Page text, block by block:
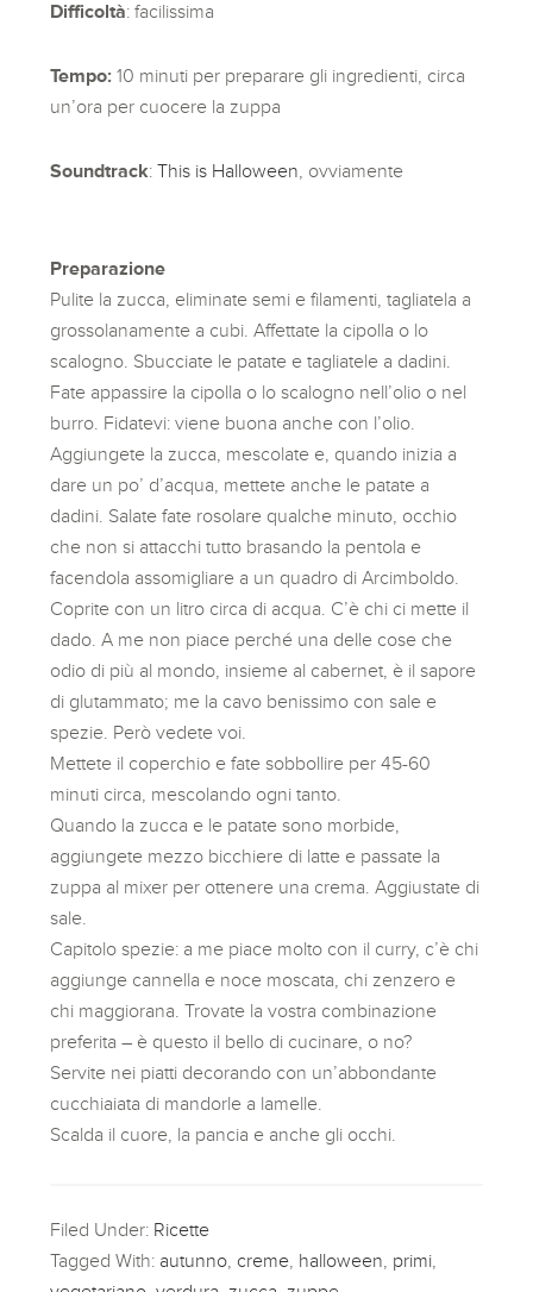
Difficoltà: facilissima
Tempo: 10 minuti per preparare gli ingredienti, circa
un’ora per cuocere la zuppa
Soundtrack:This is Halloween , ovviamente
Preparazione
Pulite la zucca, eliminate semi e filamenti, tagliatela a
grossolanamente a cubi. Affettate la cipolla o lo
scalogno. Sbucciate le patate e tagliatele a dadini.
Fate appassire la cipolla o lo scalogno nell’olio o nel
burro. Fidatevi: viene buona anche con l’olio.
Aggiungete la zucca, mescolate e, quando inizia a
dare un po’ d’acqua, mettete anche le patate a
dadini. Salate fate rosolare qualche minuto, occhio
che non si attacchi tutto brasando la pentola e
facendola assomigliare a un quadro di Arcimboldo.
Coprite con un litro circa di acqua. C’è chi ci mette il
dado. A me non piace perché una delle cose che
odio di più al mondo, insieme al cabernet, è il sapore
di glutammato; me la cavo benissimo con sale e
spezie. Però vedete voi.
Mettete il coperchio e fate sobbollire per 45-60
minuti circa, mescolando ogni tanto.
Quando la zucca e le patate sono morbide,
aggiungete mezzo bicchiere di latte e passate la
zuppa al mixer per ottenere una crema. Aggiustate di
sale.
Capitolo spezie: a me piace molto con il curry, c’è chi
aggiunge cannella e noce moscata, chi zenzero e
chi maggiorana. Trovate la vostra combinazione
preferita – è questo il bello di cucinare, o no?
Servite nei piatti decorando con un’abbondante
cucchiaiata di mandorle a lamelle.
Scalda il cuore, la pancia e anche gli occhi.
Filed Under: Ricette
Tagged With: autunno creme halloween primi